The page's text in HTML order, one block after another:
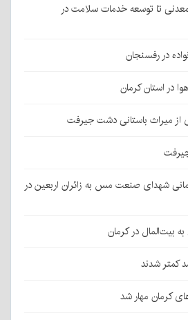
تا توسعه خدمات سلامت در
در رفسنجان
در استان کرمان
از میراث باستانی دشت جیرفت
شهدای صنعت مس به زائران اربعین در
بیت‌المال در کرمان
کرمان مهار شد